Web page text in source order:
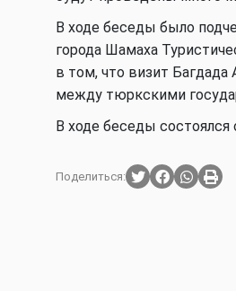
В ходе беседы было
города Шамаха
в том, что визит
между тюркскими
В ходе беседы
Поделиться: